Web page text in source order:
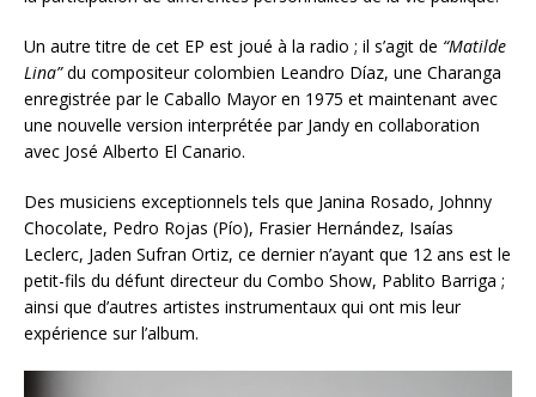
Un autre titre de cet EP est joué à la radio ; il s’agit de “Matilde
Lina”du compositeur colombien Leandro Díaz, une Charanga
enregistrée par le Caballo Mayor en 1975 et maintenant avec
une nouvelle version interprétée par Jandy en collaboration
avec José Alberto El Canario.
Des musiciens exceptionnels tels que Janina Rosado, Johnny
Chocolate, Pedro Rojas (Pío), Frasier Hernández, Isaías
Leclerc, Jaden Sufran Ortiz, ce dernier n’ayant que 12 ans est le
petit-fils du défunt directeur du Combo Show, Pablito Barriga ;
ainsi que d’autres artistes instrumentaux qui ont mis leur
expérience sur l’album.